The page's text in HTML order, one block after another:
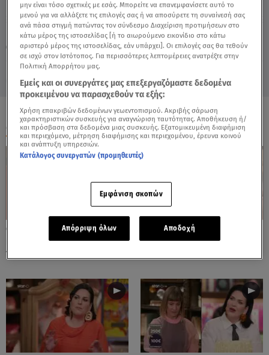
Παρασκευή 7 Αυγούστου 2026
13.05.26, 19:35 MEDIA
ΟΛΑ ΤΑ ΒΙΝΤΕΟ
Cash or Trash: Η Μάρω
Κοντού Δημοπράτησε Πίνακά
Της!
Cash or Trash: Το Αντικείμενο
Που Ενθουσίασε Τη Χιωτίνη
μην είναι τόσο σχετικές με εσάς. Μπορείτε να επανεμφανίσετε αυτό το
μενού για να αλλάξετε τις επιλογές σας ή να αποσύρετε τη συναίνεσή σας
ανά πάσα στιγμή πατώντας τον σύνδεσμο Διαχείριση προτιμήσεων στο
κάτω μέρος της ιστοσελίδας [ή το αιωρούμενο εικονίδιο στο κάτω
αριστερό μέρος της ιστοσελίδας, εάν υπάρχει]. Οι επιλογές σας θα τεθούν
σε ισχύ στον Ιστότοπος. Για περισσότερες λεπτομέρειες ανατρέξτε στην
Πολιτική Απορρήτου μας.
Εμείς και οι συνεργάτες μας επεξεργαζόμαστε δεδομένα
προκειμένου να παρασχεθούν τα εξής:
Χρήση επακριβών δεδομένων γεωεντοπισμού. Ακριβής σάρωση
χαρακτηριστικών συσκευής για αναγνώριση ταυτότητας. Αποθήκευση ή/
και πρόσβαση στα δεδομένα μιας συσκευής. Εξατομικευμένη διαφήμιση
και περιεχόμενο, μέτρηση διαφήμισης και περιεχομένου, έρευνα κοινού
και ανάπτυξη υπηρεσιών.
Κατάλογος συνεργατών (προμηθευτές)
Εμφάνιση σκοπών
Απόρριψη όλων Αποδοχή